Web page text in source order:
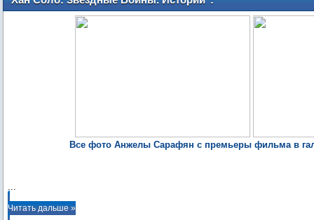
постеры и фото с премьеры Анжелы
Сарафян, Эмилии Кларк, Олдена
Все фото Анжелы Сарафян с премьеры фильма в
...
Читать дальше »